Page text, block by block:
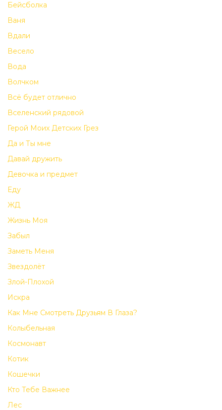
Бейсболка
Ваня
Вдали
Весело
Вода
Волчком
Всё будет отлично
Вселенский рядовой
Герой Моих Детских Грез
Да и Ты мне
Давай дружить
Девочка и предмет
Еду
ЖД
Жизнь Моя
Забыл
Заметь Меня
Звездолёт
Злой-Плохой
Искра
Как Мне Смотреть Друзьям В Глаза?
Колыбельная
Космонавт
Котик
Кошечки
Кто Тебе Важнее
Лес